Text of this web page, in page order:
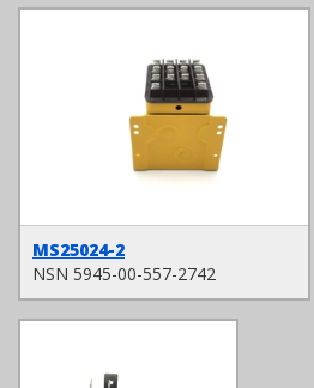
MS25024-2
NSN 5945-00-557-2742